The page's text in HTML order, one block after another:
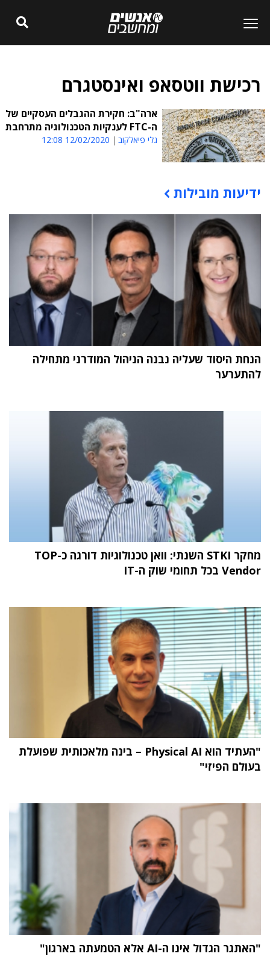
רכישת ווטסאפ ואינסטגרם
ארה"ב: חקירת ההגבלים העסקיים של
ה-FTC לענקיות הטכנולוגיה מתרחבת
גלי פיאלקוב 12/02/2020 12:08
תוכן פרסומי
ידיעות מובילות
הנחת היסוד שעליה נבנה הניהול המודרני מתחילה
להתערער
מחקר STKI השנתי: וואן טכנולוגיות דורגה כ-TOP
Vendor בכל תחומי שוק ה-IT
"העתיד הוא Physical AI – בינה מלאכותית שפועלת
בעולם הפיזי"
"האתגר הגדול אינו ה-AI אלא הטמעתה בארגון"